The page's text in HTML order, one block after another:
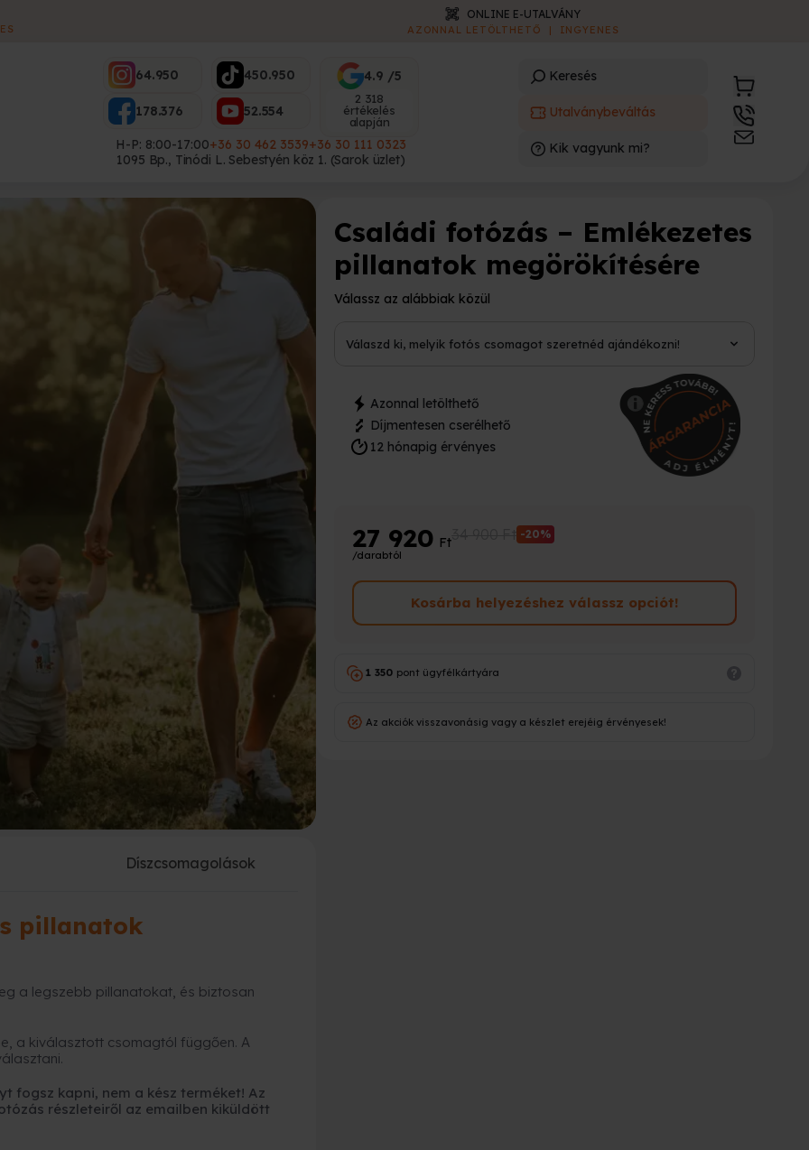
ONLINE E-UTALVÁNY
AZONNAL LETÖLTHETŐ INGYENES
64.950
178.376
450.950
52.554
4.9 /5
2 318
értékelés
alapján
H-P: 8:00-17:00+36 30 462 3539+36 30 111 0323
1095 Bp., Tinódi L. Sebestyén köz 1. (Sarok üzlet)
Keresés
Utalványbeváltás
Kik vagyunk mi?
Díszcsomagolások
pillanatok
a legszebb pillanatokat, és biztosan
a kiválasztott csomagtól függően. A
fogsz kapni, nem a kész terméket! Az
részleteiről az emailben kiküldött
Családi fotózás – Emlékezetes
pillanatok megörökítésére
Válassz az alábbiak közül
Válaszd ki, melyik fotós csomagot szeretnéd ajándékozni!
Azonnal letölthető
Díjmentesen cserélhető
12 hónapig érvényes
27 920Ft
-20%
/darabtól
Kosárba helyezéshez válassz opciót!
1 350 pont ügyfélkártyára
Az akciók visszavonásig vagy a készlet erejéig érvényesek!